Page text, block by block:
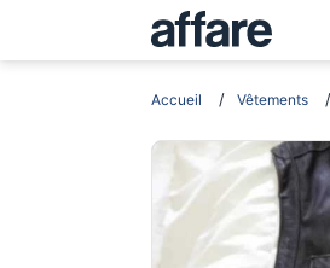
Accueil Vêtements